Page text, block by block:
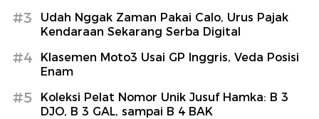
#3
Udah Nggak Zaman Pakai Calo, Urus Pajak
Kendaraan Sekarang Serba Digital
#4
Klasemen Moto3 Usai GP Inggris, Veda Posisi
Enam
#5
Koleksi Pelat Nomor Unik Jusuf Hamka: B 3
DJO, B 3 GAL, sampai B 4 BAK